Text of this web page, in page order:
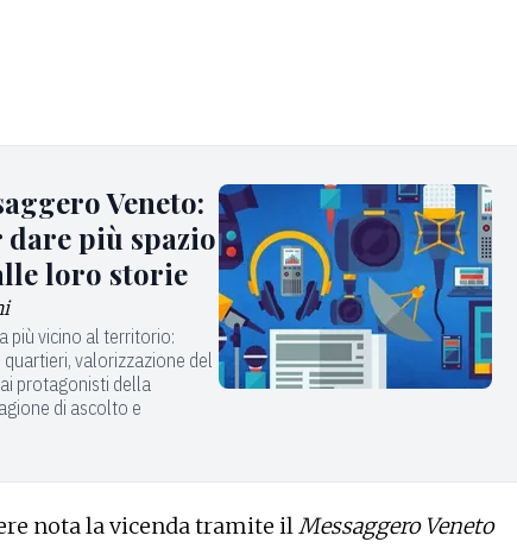
Veneto:
più spazio
loro storie
più vicino al territorio:
valorizzazione del
protagonisti della
di ascolto e
nota la vicenda tramite ilMessaggero Veneto